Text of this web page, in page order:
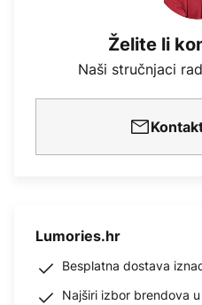
Želite li
Naši stručnjaci
Lumories.hr
Besplatna dostava
Najširi izbor brendova